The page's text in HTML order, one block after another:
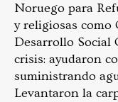
Noruego para
y religiosas como
Desarrollo Social
crisis: ayudaron
suministrando
Levantaron la